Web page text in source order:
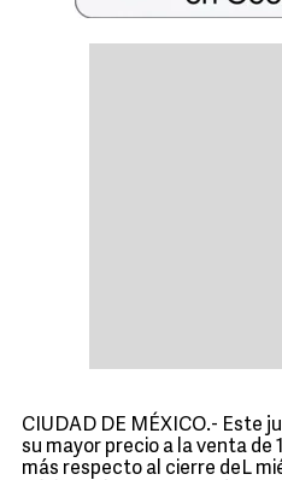
CIUDAD DE MÉXICO.- Este
su mayor precio a la venta de
más respecto al cierre deL